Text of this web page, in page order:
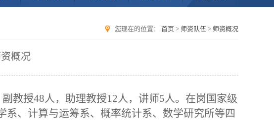
您现在的位置： 首页 > 师资队伍 > 师资概况
概况
教授48人，助理教授12人，讲师5人。在岗国家级
、计算与运筹系、概率统计系、数学研究所等四